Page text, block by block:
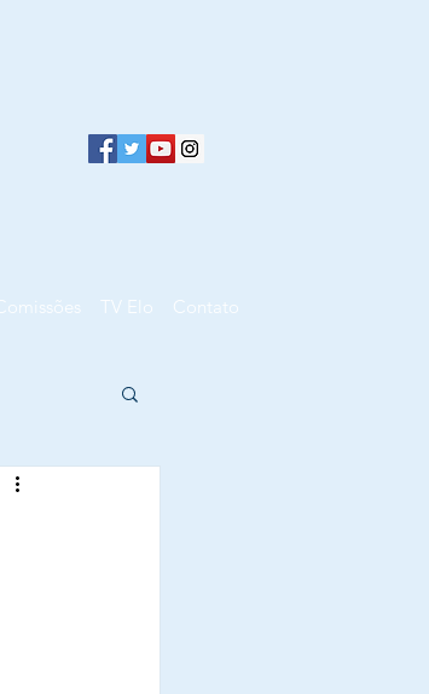
TV Elo Contato